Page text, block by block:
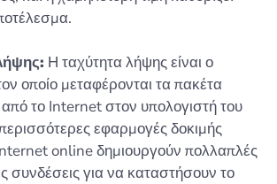
Η ταχύτητα λήψης είναι ο
οποίο μεταφέρονται τα πακέτα
το Internet στον υπολογιστή του
εφαρμογές δοκιμής
online δημιουργούν πολλαπλές
συνδέσεις για να καταστήσουν το